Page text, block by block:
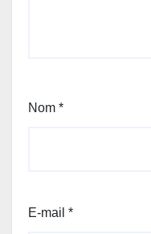
Nom *
E-mail *